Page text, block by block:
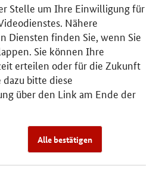
Stelle um Ihre Einwilligung für
Nähere
Diensten finden Sie, wenn Sie
Sie können Ihre
erteilen oder für die Zukunft
bitte diese
über den Link am Ende der
Alle bestätigen